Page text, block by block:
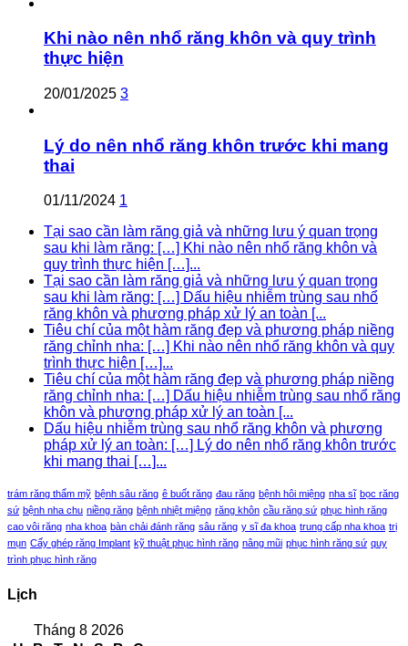
Khi nào nên nhổ răng khôn và quy trình
thực hiện
20/01/2025 3
Lý do nên nhổ răng khôn trước khi mang
thai
01/11/2024 1
Tại sao cần làm răng giả và những lưu ý quan trọng
sau khi làm răng: […] Khi nào nên nhổ răng khôn và
quy trình thực hiện […]...
Tại sao cần làm răng giả và những lưu ý quan trọng
sau khi làm răng: […] Dấu hiệu nhiễm trùng sau nhổ
răng khôn và phương pháp xử lý an toàn [...
Tiêu chí của một hàm răng đẹp và phương pháp niềng
răng chỉnh nha: […] Khi nào nên nhổ răng khôn và quy
trình thực hiện […]...
Tiêu chí của một hàm răng đẹp và phương pháp niềng
răng chỉnh nha: […] Dấu hiệu nhiễm trùng sau nhổ răng
khôn và phương pháp xử lý an toàn [...
Dấu hiệu nhiễm trùng sau nhổ răng khôn và phương
pháp xử lý an toàn: […] Lý do nên nhổ răng khôn trước
khi mang thai […]...
trám răng thẩm mỹ bệnh sâu răng ê buốt răng đau răng bệnh hôi miệng nha sĩ bọc răng
sứ bệnh nha chu niềng răng bệnh nhiệt miệng răng khôn cầu răng sứ phục hình răng
cao vôi răng nha khoa bàn chải đánh răng sâu răng y sĩ đa khoa trung cấp nha khoa trị
mụn Cấy ghép răng Implant kỹ thuật phục hình răng nâng mũi phục hình răng sứ quy
trình phục hình răng
Lịch
Tháng 8 2026